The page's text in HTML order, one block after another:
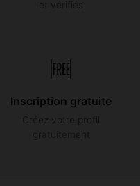
🆓
Inscription gratuite